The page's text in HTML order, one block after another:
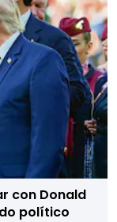
con Donald
político